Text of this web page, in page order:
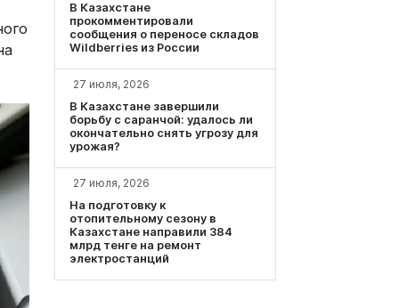
В Казахстане
прокомментировали
сообщения о переносе складов
Wildberries из России
27 июля, 2026
В Казахстане завершили
борьбу с саранчой: удалось ли
окончательно снять угрозу для
урожая?
27 июля, 2026
На подготовку к
отопительному сезону в
Казахстане направили 384
млрд тенге на ремонт
электростанций